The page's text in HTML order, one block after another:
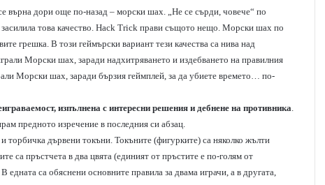
a
i
върна дори още по-назад – морски шах. „Не се сърди, човече“ по
това качество. Hack Trick прави същото нещо. Морски шах по
грешка. В този геймърски вариант тези качества са нива над
Морски шах, заради надхитряването и издебването на правилния
Морски шах, заради бързия геймплей, за да убиете времето… по-
изпълнена с интересни решения и дебнене на противника.
предното изречение в последния си абзац.
торбичка дървени токъни. Токъните (фигурките) са няколко жълти
са пръстчета в два цвята (единият от пръстите е по-голям от
са обяснени основните правила за двама играчи, а в другата,